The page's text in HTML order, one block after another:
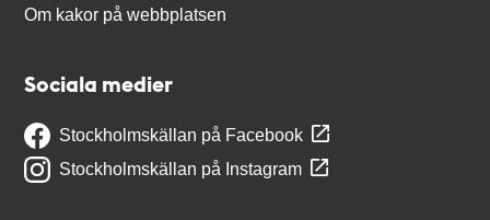
Om kakor på webbplatsen
Sociala medier
Stockholmskällan på Facebook
Stockholmskällan på Instagram